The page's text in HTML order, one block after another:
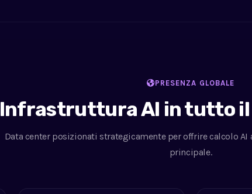
PRESENZA GLOBALE
Infrastruttura AI in tutto il
Data center posizionati strategicamente per offrire calcolo AI
principale.